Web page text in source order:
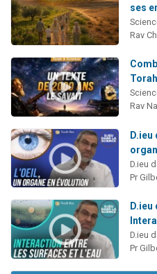
ses
Rav
Rav
D.ieu
Pr
D.ieu
Pr